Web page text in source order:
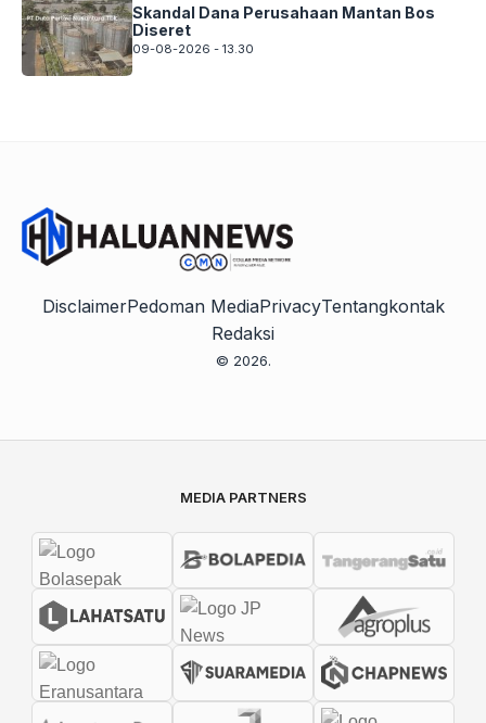
Skandal Dana Perusahaan Mantan Bos
Diseret
09-08-2026 - 13.30
DisclaimerPedoman MediaPrivacyTentangkontak
Redaksi
© 2026.
MEDIA PARTNERS